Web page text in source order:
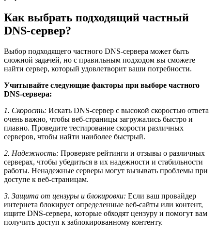
Как выбрать подходящий частный
DNS-сервер?
Выбор подходящего частного DNS-сервера может быть
сложной задачей, но с правильным подходом вы сможете
найти сервер, который удовлетворит ваши потребности.
Учитывайте следующие факторы при выборе частного
DNS-сервера:
1. Скорость: Искать DNS-сервер с высокой скоростью ответа
очень важно, чтобы веб-страницы загружались быстро и
плавно. Проведите тестирование скорости различных
серверов, чтобы найти наиболее быстрый.
2. Надежность: Проверьте рейтинги и отзывы о различных
серверах, чтобы убедиться в их надежности и стабильности
работы. Ненадежные серверы могут вызывать проблемы при
доступе к веб-страницам.
3. Защита от цензуры и блокировки: Если ваш провайдер
интернета блокирует определенные веб-сайты или контент,
ищите DNS-сервера, которые обходят цензуру и помогут вам
получить доступ к заблокированному контенту.